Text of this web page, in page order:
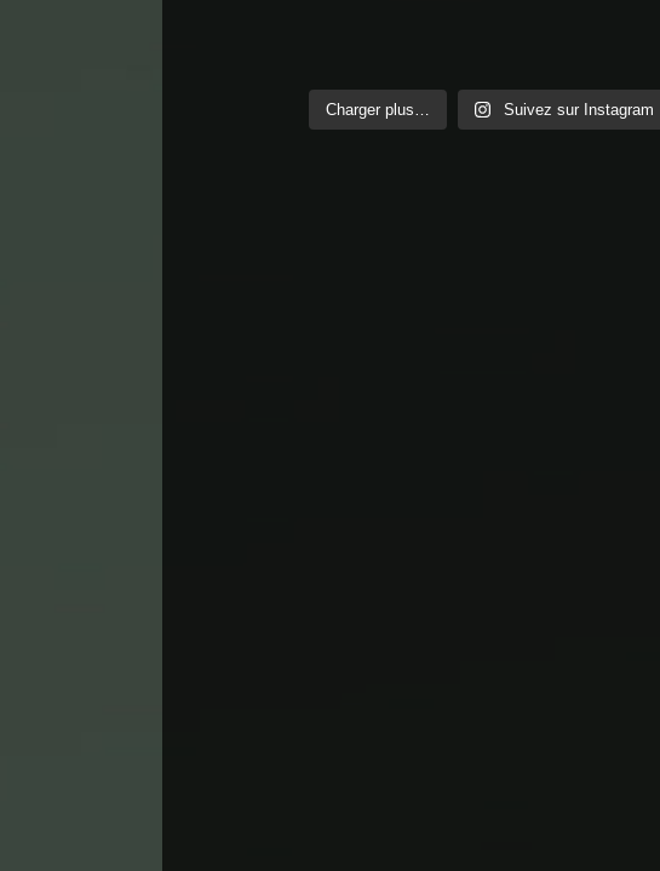
Charger plus… Suivez sur Instagram